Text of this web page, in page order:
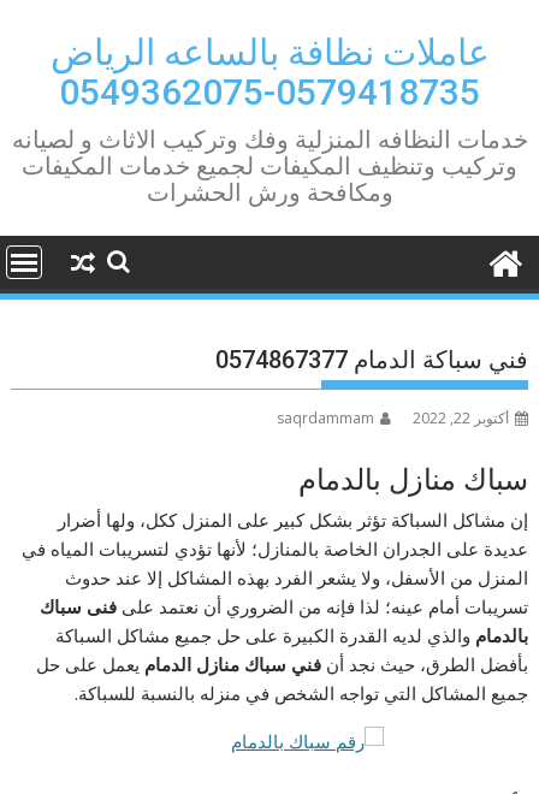
contentعاملات نظافة بالساعه الرياض
0579418735-0549362075
خدمات النظافه المنزلية وفك وتركيب الاثاث و لصيانه
وتركيب وتنظيف المكيفات لجميع خدمات المكيفات
ومكافحة ورش الحشرات
فني سباكة الدمام 0574867377
أكتوبر 22, 2022 saqrdammam
سباك منازل بالدمام
إن مشاكل السباكة تؤثر بشكل كبير على المنزل ككل، ولها أضرار
عديدة على الجدران الخاصة بالمنازل؛ لأنها تؤدي لتسريبات المياه في
المنزل من الأسفل، ولا يشعر الفرد بهذه المشاكل إلا عند حدوث
تسريبات أمام عينه؛ لذا فإنه من الضروري أن نعتمد علىفنى سباك
بالدمام والذي لديه القدرة الكبيرة على حل جميع مشاكل السباكة
بأفضل الطرق، حيث نجد أنفني سباك منازل الدمام يعمل على حل
جميع المشاكل التي تواجه الشخص في منزله بالنسبة للسباكة.